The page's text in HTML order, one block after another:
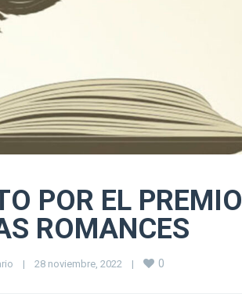
POR EL PREMIO
ROMANCES
| 28 noviembre, 2022 | 0